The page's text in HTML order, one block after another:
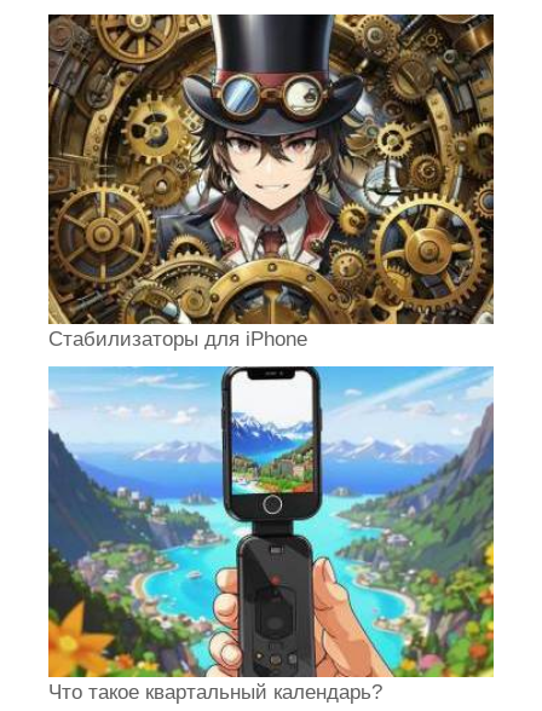
Стабилизаторы для iPhone
Что такое квартальный календарь?